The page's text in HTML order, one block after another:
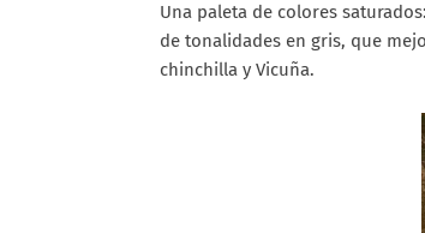
Una paleta de colores
de tonalidades en gris, que
chinchilla y Vicuña.